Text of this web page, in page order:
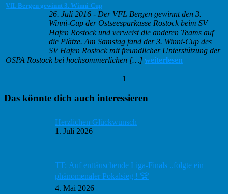
VfL Bergen gewinnt 3. Winni-Cup
26. Juli 2016 - Der VFL Bergen gewinnt den 3.
Winni-Cup der Ostseesparkasse Rostock beim SV
Hafen Rostock und verweist die anderen Teams auf
die Plätze. Am Samstag fand der 3. Winni-Cup des
SV Hafen Rostock mit freundlicher Unterstützung der
OSPA Rostock bei hochsommerlichen […] weiterlesen
1
Haupt-
Das könnte dich auch interessieren
Herzlichen Glückwunsch
1. Juli 2026
TT: Auf enttäuschende Liga-Finals ..folgte ein
phänomenaler Pokalsieg ! 🏆
4. Mai 2026